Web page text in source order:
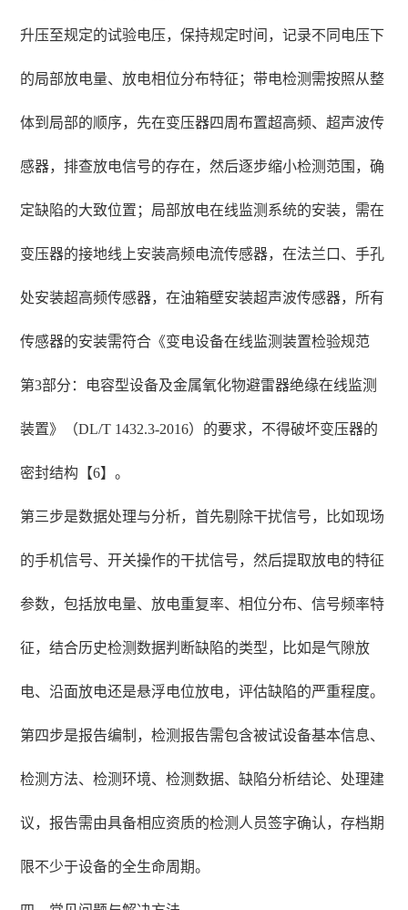
升压至规定的试验电压，保持规定时间，记录不同电压下
的局部放电量、放电相位分布特征；带电检测需按照从整
体到局部的顺序，先在变压器四周布置超高频、超声波传
感器，排查放电信号的存在，然后逐步缩小检测范围，确
定缺陷的大致位置；局部放电在线监测系统的安装，需在
变压器的接地线上安装高频电流传感器，在法兰口、手孔
处安装超高频传感器，在油箱壁安装超声波传感器，所有
传感器的安装需符合《变电设备在线监测装置检验规范
第3部分：电容型设备及金属氧化物避雷器绝缘在线监测
装置》（DL/T 1432.3-2016）的要求，不得破坏变压器的
密封结构【6】。
第三步是数据处理与分析，首先剔除干扰信号，比如现场
的手机信号、开关操作的干扰信号，然后提取放电的特征
参数，包括放电量、放电重复率、相位分布、信号频率特
征，结合历史检测数据判断缺陷的类型，比如是气隙放
电、沿面放电还是悬浮电位放电，评估缺陷的严重程度。
第四步是报告编制，检测报告需包含被试设备基本信息、
检测方法、检测环境、检测数据、缺陷分析结论、处理建
议，报告需由具备相应资质的检测人员签字确认，存档期
限不少于设备的全生命周期。